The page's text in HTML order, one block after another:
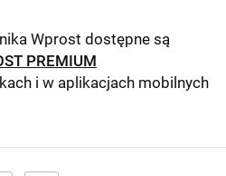
Wprost dostępne są
PREMIUM
i w aplikacjach mobilnych